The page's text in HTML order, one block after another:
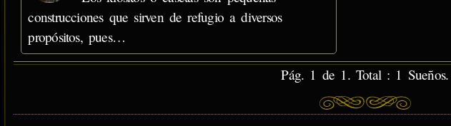
construcciones que sirven de refugio a diversos
propósitos, pues…
Pág. 1 de 1. Total : 1 Sueños.